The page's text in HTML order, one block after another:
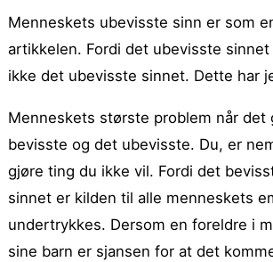
Menneskets ubevisste sinn er som
artikkelen. Fordi det ubevisste
ikke det ubevisste sinnet. Dette har
Menneskets største problem når
bevisste og det ubevisste. Du, er
gjøre ting du ikke vil. Fordi det
sinnet er kilden til alle menneskets
undertrykkes. Dersom en foreldre i
sine barn er sjansen for at det